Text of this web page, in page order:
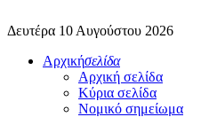
Δευτέρα 10 Αυγούστου 2026
Αρχικήσελίδα
Αρχική σελίδα
Κύρια σελίδα
Νομικό σημείωμα